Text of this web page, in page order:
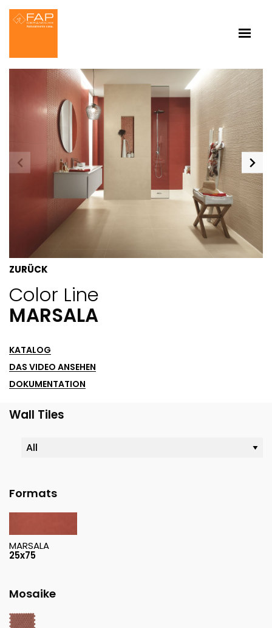
ZURÜCK
Color Line
MARSALA
KATALOG
DAS VIDEO ANSEHEN
DOKUMENTATION
Wall Tiles
Formats
MARSALA
25x75
Mosaike